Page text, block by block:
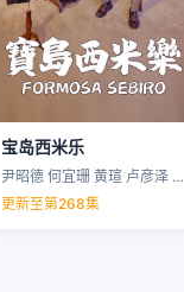
宝岛西米乐
尹昭德 何宜珊 黄瑄 卢彦泽 …
更新至第268集